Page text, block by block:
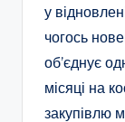
у
чогось
об’єднує
місяці на
закупівлю